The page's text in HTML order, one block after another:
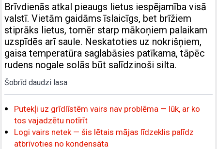
Brīvdienās atkal pieaugs lietus iespējamība visā
valstī. Vietām gaidāms īslaicīgs, bet brīžiem
stiprāks lietus, tomēr starp mākoņiem palaikam
uzspīdēs arī saule. Neskatoties uz nokrišņiem,
gaisa temperatūra saglabāsies patīkama, tāpēc
rudens nogale solās būt salīdzinoši silta.
Šobrīd daudzi lasa
Putekļi uz grīdlīstēm vairs nav problēma — lūk, ar ko
tos vajadzētu notīrīt
Logi vairs netek — šis lētais mājas līdzeklis palīdz
atbrīvoties no kondensāta